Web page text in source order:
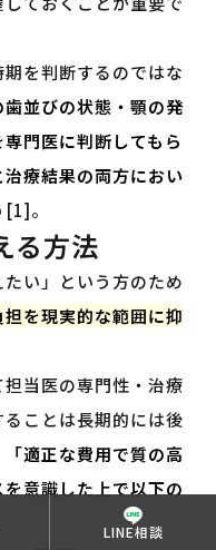
LINE相談
期を判断するのではな
歯並びの状態・顎の発
門医に判断してもら
療結果の両方におい
。
る方法
たい」という方のため
を現実的な範囲に抑
当医の専門性・治療
ことは長期的には後
「適正な費用で質の高
意識した上で以下の